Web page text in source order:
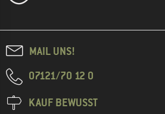
MAIL UNS!
07121/70 12 0
KAUF BEWUSST